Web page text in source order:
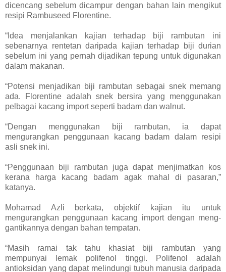
dicencang sebelum dicampur dengan bahan lain mengikut
resipi Rambuseed Florentine.
“Idea menjalankan kajian terhadap biji rambutan ini
sebenarnya rentetan daripada kajian terhadap biji durian
sebelum ini yang pernah dijadikan tepung untuk digunakan
dalam makanan.
“Potensi menjadikan biji rambutan sebagai snek memang
ada. Florentine adalah snek bersira yang menggunakan
pelbagai kacang import seperti badam dan walnut.
“Dengan menggunakan biji rambutan, ia dapat
mengurangkan penggunaan kacang badam dalam resipi
asli snek ini.
“Penggunaan biji rambutan juga dapat menjimatkan kos
kerana harga kacang badam agak mahal di pasaran,”
katanya.
Mohamad Azli berkata, objektif kajian itu untuk
mengurangkan penggunaan kacang import dengan meng­
gantikannya dengan bahan tempatan.
“Masih ramai tak tahu khasiat biji rambutan yang
mempunyai lemak polifenol tinggi. Polifenol adalah
antioksidan yang dapat melindungi tubuh manusia daripada